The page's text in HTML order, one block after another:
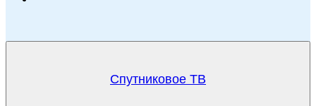
Спутниковое ТВ